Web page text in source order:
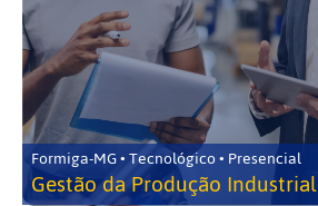
Formiga-MG • Tecnológico • Presencial
Gestão da Produção Industrial